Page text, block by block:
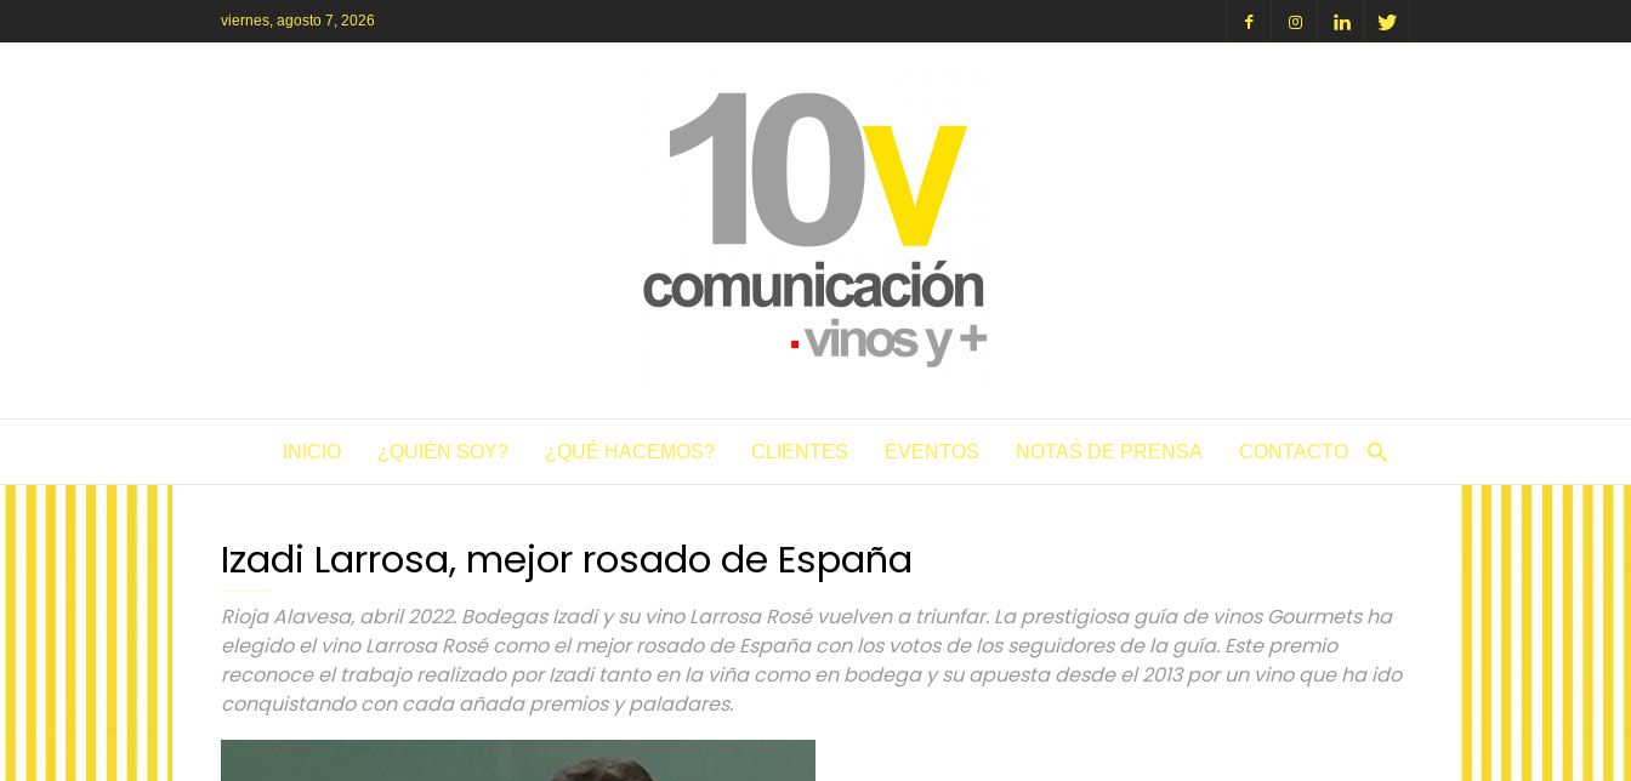
viernes, agosto 7, 2026
INICIO ¿QUIÉN SOY? ¿QUÉ HACEMOS? CLIENTES EVENTOS NOTAS DE PRENSA CONTACTO
Izadi Larrosa, mejor rosado de España
Rioja Alavesa, abril 2022. Bodegas Izadi y su vino Larrosa Rosé vuelven a triunfar. La prestigiosa guía de vinos Gourmets ha
elegido el vino Larrosa Rosé como el mejor rosado de España con los votos de los seguidores de la guía. Este premio
reconoce el trabajo realizado por Izadi tanto en la viña como en bodega y su apuesta desde el 2013 por un vino que ha ido
conquistando con cada añada premios y paladares.